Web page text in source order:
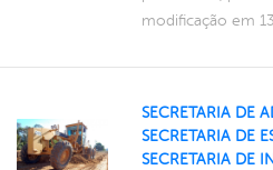
modificação em
SECRETARIA DE
SECRETARIA DE
SECRETARIA DE